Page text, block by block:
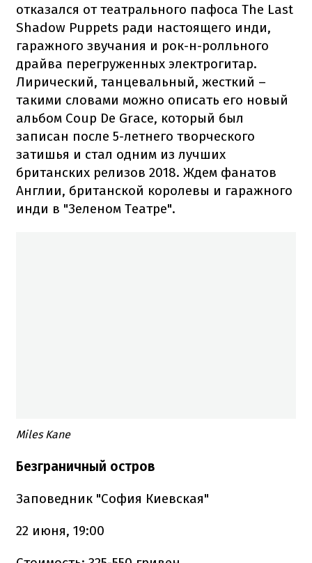
отказался от театрального пафоса The Last
Shadow Puppets ради настоящего инди,
гаражного звучания и рок-н-ролльного
драйва перегруженных электрогитар.
Лирический, танцевальный, жесткий –
такими словами можно описать его новый
альбом Coup De Grace, который был
записан после 5-летнего творческого
затишья и стал одним из лучших
британских релизов 2018. Ждем фанатов
Англии, британской королевы и гаражного
инди в "Зеленом Театре".
Miles Kane
Безграничный остров
Заповедник "София Киевская"
22 июня, 19:00